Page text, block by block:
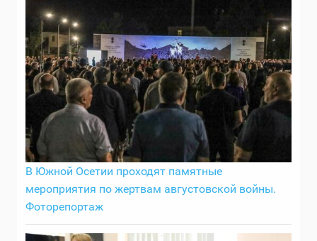
В Южной Осетии проходят памятные
мероприятия по жертвам августовской войны.
Фоторепортаж